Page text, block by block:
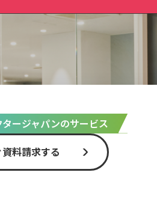
ージャパンのサービス
料請求する